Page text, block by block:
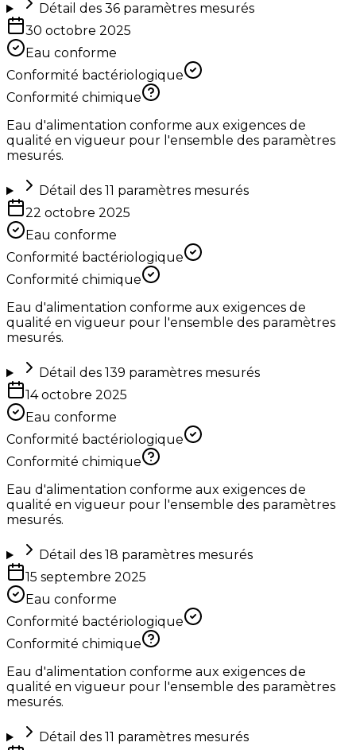
Détail des 36paramètres mesurés
30 octobre 2025
Eau conforme
Conformité bactériologique
Conformité chimique
Eau d'alimentation conforme aux exigences de
qualité en vigueur pour l'ensemble des paramètres
mesurés.
Détail des 11 paramètres mesurés
22 octobre 2025
Eau conforme
Conformité bactériologique
Conformité chimique
Eau d'alimentation conforme aux exigences de
qualité en vigueur pour l'ensemble des paramètres
mesurés.
Détail des 139 paramètres mesurés
14 octobre 2025
Eau conforme
Conformité bactériologique
Conformité chimique
Eau d'alimentation conforme aux exigences de
qualité en vigueur pour l'ensemble des paramètres
mesurés.
Détail des 18 paramètres mesurés
15 septembre 2025
Eau conforme
Conformité bactériologique
Conformité chimique
Eau d'alimentation conforme aux exigences de
qualité en vigueur pour l'ensemble des paramètres
mesurés.
Détail des 11 paramètres mesurés